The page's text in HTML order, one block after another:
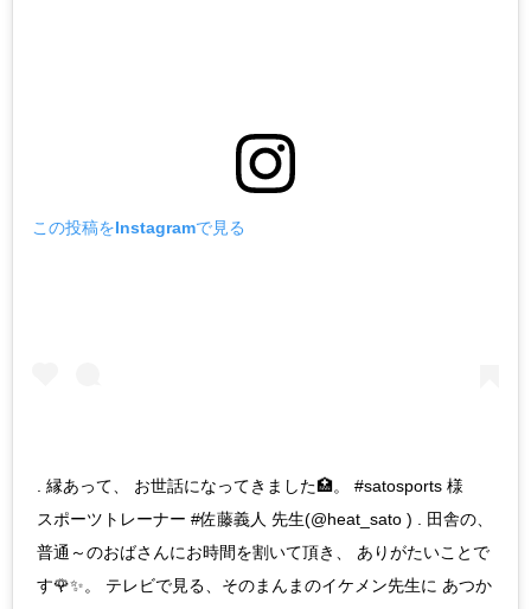
この投稿をInstagramで見る
. 縁あって、 お世話になってきました🏥。 #satosports 様
スポーツトレーナー #佐藤義人 先生(@heat_sato ) . 田舎の、
普通～のおばさんにお時間を割いて頂き、 ありがたいことで
す🌹✨。 テレビで見る、そのまんまのイケメン先生に あつか